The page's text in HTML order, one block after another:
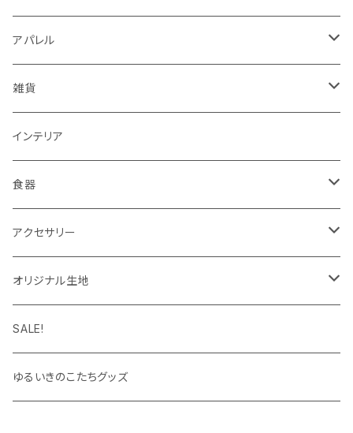
スタンプ・はんこ
ノート・手帳・カレンダー
ラッピングペーパー・封筒
インク
スマホリング
マルチクロス（メガネ拭き）
トートバッグ・ランチバッグ
がま口バッグ
アパレル
Tシャツ
ワンピース
タイツ・レギンス
靴下
パーカー
キャップ・ハット
キッズサイズ
雑貨
ポーチ
トートバッグ
ケース
キーホルダー
ハンカチ
インテリア
食器
マグカップ
カップ＆ソーサー
アクセサリー
ブローチ
オリジナル生地
オックスフォード
シーチング
SALE!
ゆるいきのこたちグッズ